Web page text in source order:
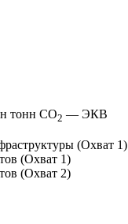
тонн СО2 — ЭКВ
(Охват 1)
(Охват 1)
(Охват 2)